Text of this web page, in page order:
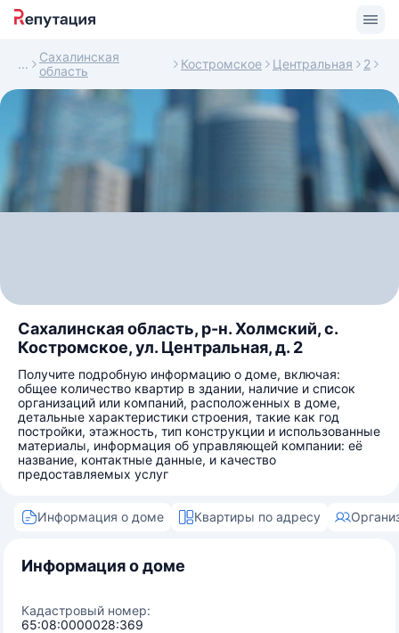
Сахалинская
область
Костромское Центральная 2
Сахалинская область, р-н. Холмский, с.
Костромское, ул. Центральная, д. 2
Получите подробную информацию о доме, включая:
общее количество квартир в здании, наличие и список
организаций или компаний, расположенных в доме,
детальные характеристики строения, такие как год
постройки, этажность, тип конструкции и использованные
материалы, информация об управляющей компании: её
название, контактные данные, и качество
предоставляемых услуг
Информация о доме Квартиры по адресу
Информация о доме
Кадастровый номер:
65:08:0000028:369